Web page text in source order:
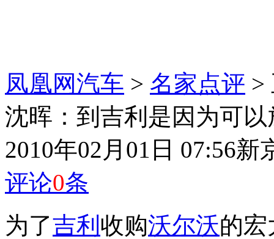
凤凰网汽车 > 名家点评 >
沈晖：到吉利是因为可
2010年02月01日 07:56新
评论0条
为了吉利 收购沃尔沃的